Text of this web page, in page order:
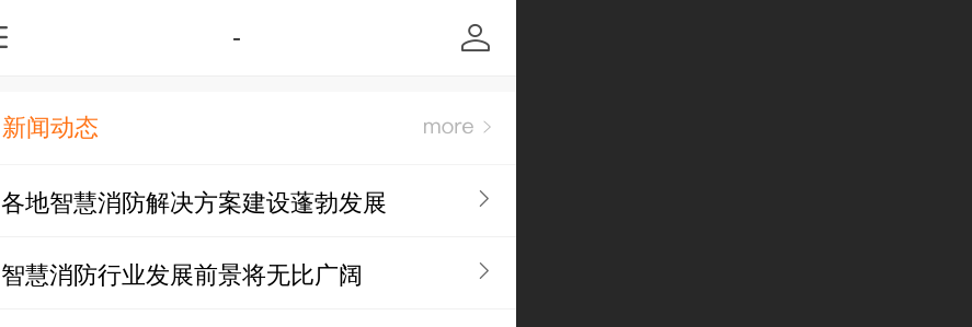
-
新闻动态
各地智慧消防解决方案建设蓬勃发展
智慧消防行业发展前景将无比广阔